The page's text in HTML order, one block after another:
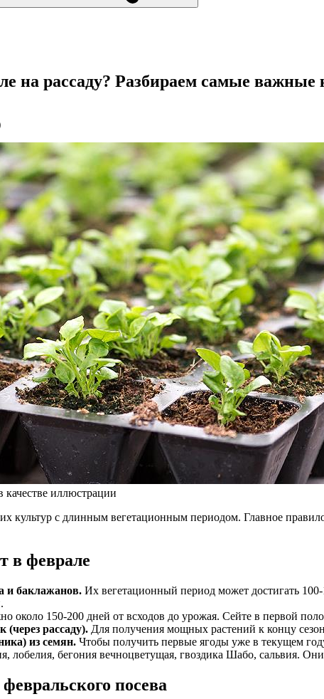
на рассаду? Разбираем самые важные
иллюстрации
культур с длинным вегетационным периодом. Главное
в феврале
и баклажанов. Их вегетационный период может достигать
около 150-200 дней от всходов до урожая. Сейте в первой
рассаду). Для получения мощных растений к концу
из семян. Чтобы получить первые ягоды уже в текущем
лобелия, бегония вечноцветущая, гвоздика Шабо, сальвия.
посева